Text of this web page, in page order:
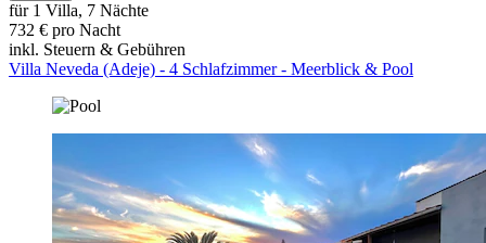
für 1 Villa, 7 Nächte
732 € pro Nacht
inkl. Steuern & Gebühren
Villa Neveda (Adeje) - 4 Schlafzimmer - Meerblick & Pool